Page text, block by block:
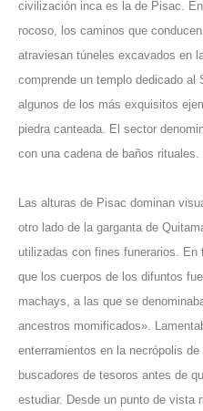
civilización inca es la de Pisac.
rocoso, los caminos que
atraviesan túneles excavados en
comprende un templo dedicado al
algunos de los más exquisitos
piedra canteada. El sector
con una cadena de baños rituales.
Las alturas de Pisac dominan
otro lado de la garganta de
utilizadas con fines funerarios.
que los cuerpos de los difuntos
machays, a las que se
ancestros momificados».
enterramientos en la necrópolis
buscadores de tesoros antes de
estudiar. Desde un punto de vista